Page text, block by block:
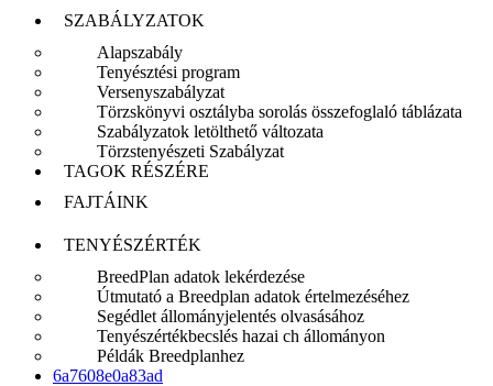
SZABÁLYZATOK
Alapszabály
Tenyésztési program
Versenyszabályzat
Törzskönyvi osztályba sorolás összefoglaló táblázata
Szabályzatok letölthető változata
Törzstenyészeti Szabályzat
TAGOK RÉSZÉRE
FAJTÁINK
TENYÉSZÉRTÉK
BreedPlan adatok lekérdezése
Útmutató a Breedplan adatok értelmezéséhez
Segédlet állományjelentés olvasásához
Tenyészértékbecslés hazai ch állományon
Példák Breedplanhez
6a7608e0a83ad